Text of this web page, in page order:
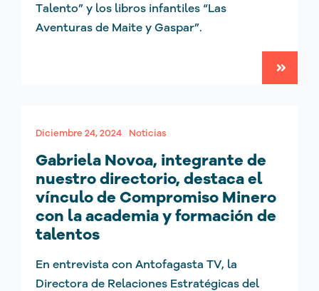
Talento” y los libros infantiles “Las
Aventuras de Maite y Gaspar”.
Diciembre 24, 2024 Noticias
Gabriela Novoa, integrante de
nuestro directorio, destaca el
vínculo de Compromiso Minero
con la academia y formación de
talentos
En entrevista con Antofagasta TV, la
Directora de Relaciones Estratégicas del